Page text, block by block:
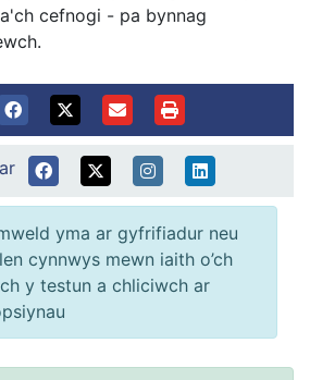
cefnogi - pa bynnag
yma ar gyfrifiadur neu
cynnwys mewn iaith o’ch
y testun a chliciwch ar